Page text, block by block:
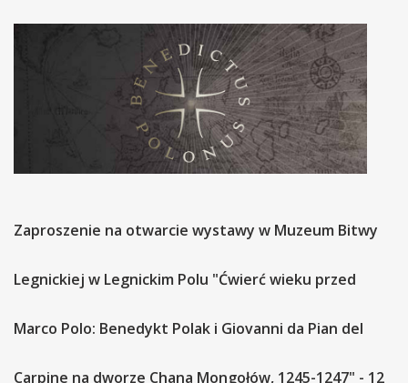
Zaproszenie na otwarcie wystawy w Muzeum Bitwy
Legnickiej w Legnickim Polu "Ćwierć wieku przed
Marco Polo: Benedykt Polak i Giovanni da Pian del
Carpine na dworze Chana Mongołów, 1245-1247" - 12